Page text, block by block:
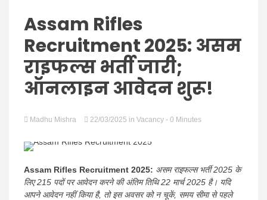
Hindi
News
Assam Rifles
Recruitment 2025: असम
राइफल्स भर्ती जारी;
ऑनलाइन आवेदन शुरू!
Madhu Mishra 22/03/2025 in Vacancy - 0 Minutes
Assam Rifles Recruitment 2025: असम राइफल्स भर्ती 2025 के
लिए 215 पदों पर आवेदन करने की अंतिम तिथि 22 मार्च 2025 है। यदि
आपने आवेदन नहीं किया है, तो इस अवसर को न चूकें, समय सीमा से पहले